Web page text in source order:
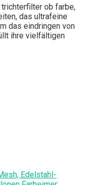
ob farbe,
das ultrafeine
das eindringen von
ihre vielfältigen
Edelstahl-